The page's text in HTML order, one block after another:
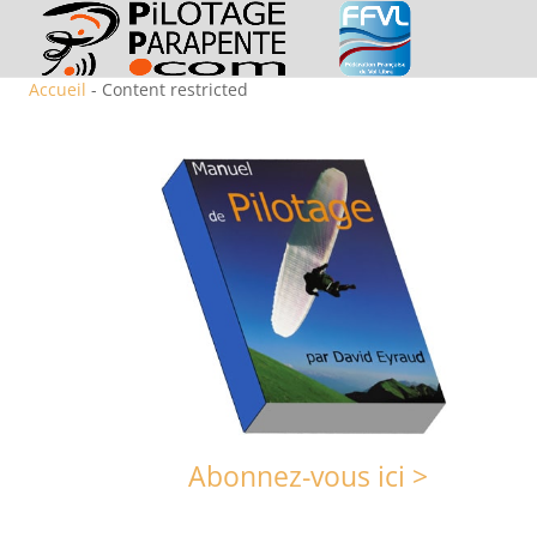
Accueil - Content restricted
Abonnez-vous ici >